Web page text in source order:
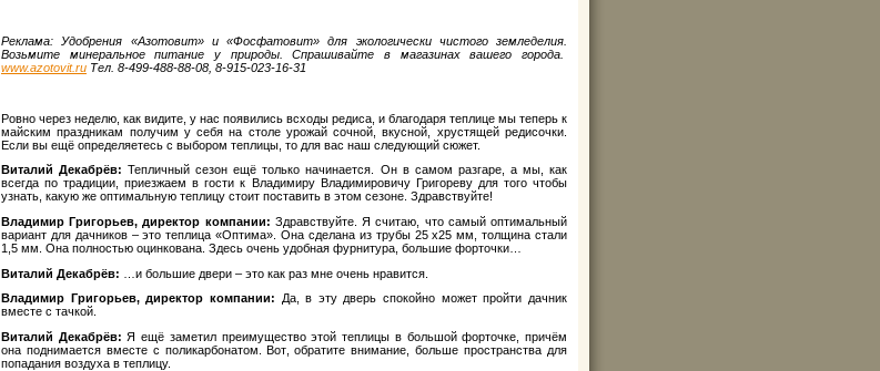
Реклама: Удобрения «Азотовит» и «Фосфатовит» для экологически чистого земледелия.
Возьмите минеральное питание у природы. Спрашивайте в магазинах вашего города.
www.azotovit.ru Тел. 8-499-488-88-08, 8-915-023-16-31
Ровно через неделю, как видите, у нас появились всходы редиса, и благодаря теплице мы теперь к
майским праздникам получим у себя на столе урожай сочной, вкусной, хрустящей редисочки.
Если вы ещё определяетесь с выбором теплицы, то для вас наш следующий сюжет.
Виталий Декабрёв: Тепличный сезон ещё только начинается. Он в самом разгаре, а мы, как
всегда по традиции, приезжаем в гости к Владимиру Владимировичу Григореву для того чтобы
узнать, какую же оптимальную теплицу стоит поставить в этом сезоне. Здравствуйте!
Владимир Григорьев, директор компании: Здравствуйте. Я считаю, что самый оптимальный
вариант для дачников – это теплица «Оптима». Она сделана из трубы 25 х25 мм, толщина стали
1,5 мм. Она полностью оцинкована. Здесь очень удобная фурнитура, большие форточки…
Виталий Декабрёв: …и большие двери – это как раз мне очень нравится.
Владимир Григорьев, директор компании: Да, в эту дверь спокойно может пройти дачник
вместе с тачкой.
Виталий Декабрёв: Я ещё заметил преимущество этой теплицы в большой форточке, причём
она поднимается вместе с поликарбонатом. Вот, обратите внимание, больше пространства для
попадания воздуха в теплицу.